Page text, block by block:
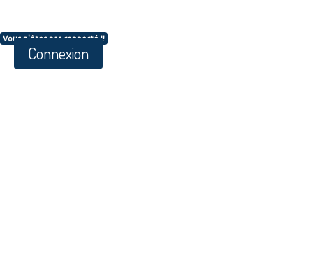
Vous n'êtes pas connecté !!
Connexion